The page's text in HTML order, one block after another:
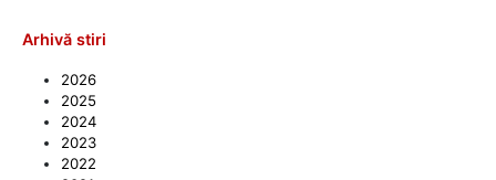
Arhivă stiri
2026
2025
2024
2023
2022